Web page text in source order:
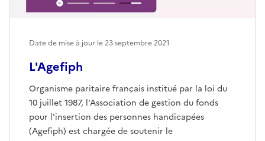
L'Agefiph
Organisme paritaire français institué par la loi du
10 juillet 1987, l'Association de gestion du fonds
pour l'insertion des personnes handicapées
(Agefiph) est chargée de soutenir le
Date de mise à jour le23 septembre 2021